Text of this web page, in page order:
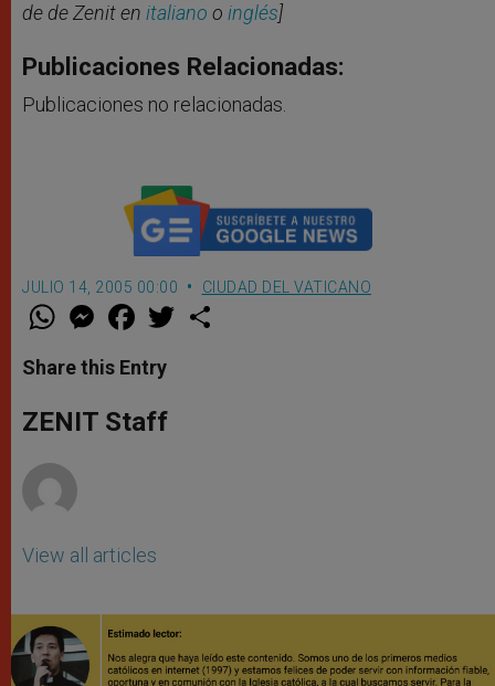
de de Zenit en italiano o inglés]
Publicaciones Relacionadas:
Publicaciones no relacionadas.
JULIO 14, 2005 00:00 CIUDAD DEL VATICANO
W
t
s
p
p
M
e
s
e
g
e
F
a
e
b
o
k
w
Share this Entry
ZENIT Staff
View all articles